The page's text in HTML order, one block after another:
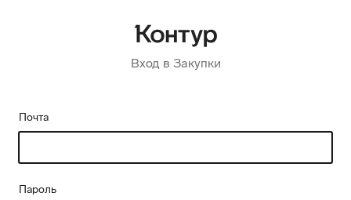
Вход в Закупки
Почта
Пароль